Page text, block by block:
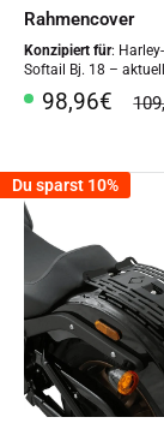
Rahmencover
Konzipiert für:
Softail Bj. 18 – aktuell
Sonderpreis
98,96€
Du sparst 10%